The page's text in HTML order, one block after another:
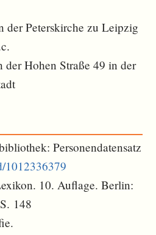
der Peterskirche zu Leipzig
der Hohen Straße 49 in der
Personendatensatz
1012336379
10. Auflage. Berlin:
148